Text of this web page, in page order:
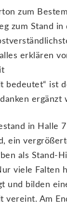
zum
zum Stand in
erklären
bedeutet“ ist
ergänzt
in Halle
ein
als Stand-
viele Falten
und bilden
vereint. Am